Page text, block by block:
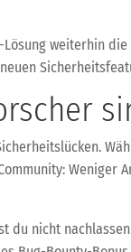
weiterhin die
Weniger
du nicht